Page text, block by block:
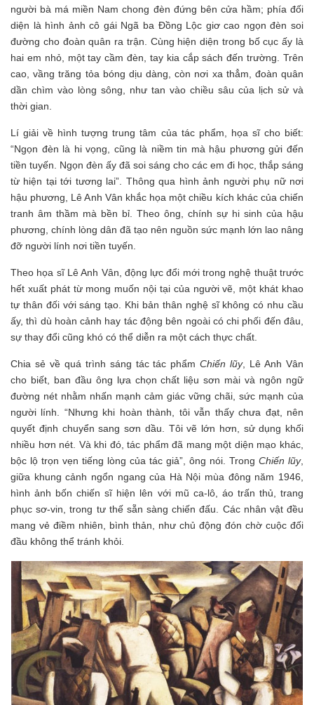
người bà má miền Nam chong đèn đứng bên cửa hầm; phía đối
diện là hình ảnh cô gái Ngã ba Đồng Lộc giơ cao ngọn đèn soi
đường cho đoàn quân ra trận. Cùng hiện diện trong bố cục ấy là
hai em nhỏ, một tay cầm đèn, tay kia cắp sách đến trường. Trên
cao, vầng trăng tỏa bóng dịu dàng, còn nơi xa thẳm, đoàn quân
dần chìm vào lòng sông, như tan vào chiều sâu của lịch sử và
thời gian.
Lí giải về hình tượng trung tâm của tác phẩm, họa sĩ cho biết:
“Ngọn đèn là hi vọng, cũng là niềm tin mà hậu phương gửi đến
tiền tuyến. Ngọn đèn ấy đã soi sáng cho các em đi học, thắp sáng
từ hiện tại tới tương lai”. Thông qua hình ảnh người phụ nữ nơi
hậu phương, Lê Anh Vân khắc họa một chiều kích khác của chiến
tranh âm thầm mà bền bỉ. Theo ông, chính sự hi sinh của hậu
phương, chính lòng dân đã tạo nên nguồn sức mạnh lớn lao nâng
đỡ người lính nơi tiền tuyến.
Theo họa sĩ Lê Anh Vân, động lực đổi mới trong nghệ thuật trước
hết xuất phát từ mong muốn nội tại của người vẽ, một khát khao
tự thân đối với sáng tạo. Khi bản thân nghệ sĩ không có nhu cầu
ấy, thì dù hoàn cảnh hay tác động bên ngoài có chi phối đến đâu,
sự thay đổi cũng khó có thể diễn ra một cách thực chất.
Chia sẻ về quá trình sáng tác tác phẩmChiến lũy, Lê Anh Vân
cho biết, ban đầu ông lựa chọn chất liệu sơn mài và ngôn ngữ
đường nét nhằm nhấn mạnh cảm giác vững chãi, sức mạnh của
người lính. “Nhưng khi hoàn thành, tôi vẫn thấy chưa đạt, nên
quyết định chuyển sang sơn dầu. Tôi vẽ lớn hơn, sử dụng khối
nhiều hơn nét. Và khi đó, tác phẩm đã mang một diện mạo khác,
bộc lộ trọn vẹn tiếng lòng của tác giả”, ông nói. Trong Chiến lũy,
giữa khung cảnh ngổn ngang của Hà Nội mùa đông năm 1946,
hình ảnh bốn chiến sĩ hiện lên với mũ ca-lô, áo trấn thủ, trang
phục sơ-vin, trong tư thế sẵn sàng chiến đấu. Các nhân vật đều
mang vẻ điềm nhiên, bình thản, như chủ động đón chờ cuộc đối
đầu không thể tránh khỏi.